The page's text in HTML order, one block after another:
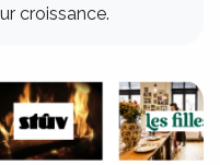
croissance.